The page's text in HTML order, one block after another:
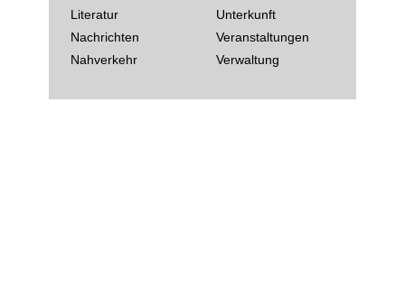
Literatur
Nachrichten
Nahverkehr
Unterkunft
Veranstaltungen
Verwaltung